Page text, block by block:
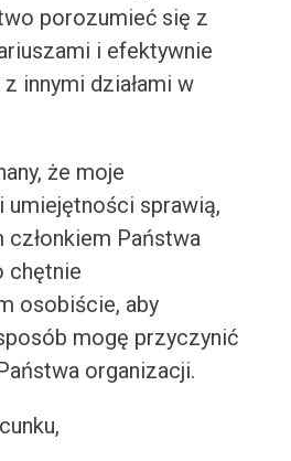
porozumieć się z
i efektywnie
innymi działami w
że moje
umiejętności sprawią,
członkiem Państwa
chętnie
osobiście, aby
mogę przyczynić
organizacji.